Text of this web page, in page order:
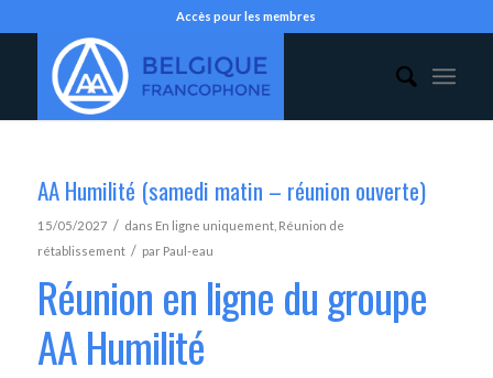
Accès pour les membres
AA Humilité (samedi matin – réunion ouverte)
15/05/2027 / dans En ligne uniquement, Réunion de
rétablissement / par Paul-eau
Réunion en ligne du groupe
AA Humilité